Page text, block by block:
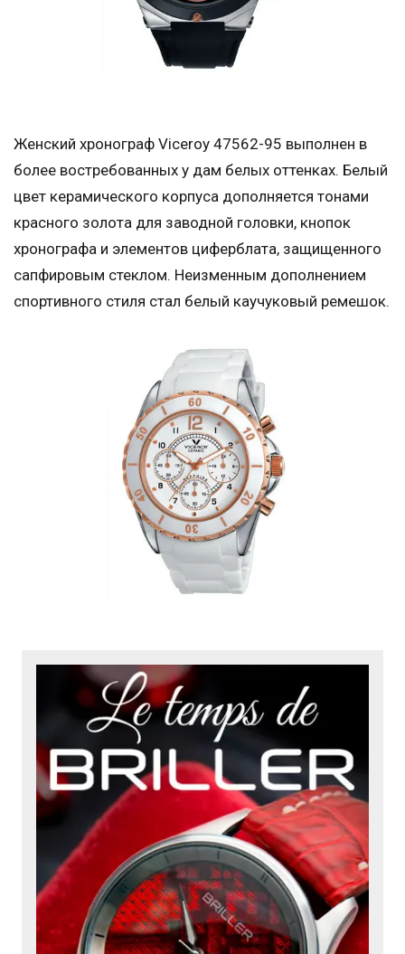
Женский хронограф Viceroy 47562-95 выполнен в
более востребованных у дам белых оттенках. Белый
цвет керамического корпуса дополняется тонами
красного золота для заводной головки, кнопок
хронографа и элементов циферблата, защищенного
сапфировым стеклом. Неизменным дополнением
спортивного стиля стал белый каучуковый ремешок.